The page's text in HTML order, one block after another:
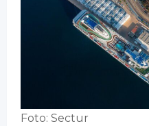
Foto: Sectur